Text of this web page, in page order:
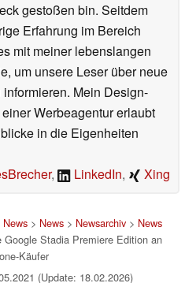
gestoßen bin. Seitdem
Erfahrung im Bereich
mit meiner lebenslangen
um unsere Leser über neue
Mein Design-
Werbeagentur erlaubt
in die Eigenheiten
, LinkedIn, Xing
> News> Newsarchiv> News
Stadia Premiere Edition an
Käufer
(Update: 18.02.2026)